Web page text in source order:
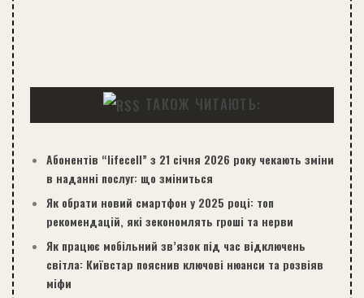
ТАКОЖ ЧИТАЮТЬ:
Абонентів “lifecell” з 21 січня 2026 року чекають зміни
в наданні послуг: що зміниться
Як обрати новий смартфон у 2025 році: топ
рекомендацій, які зекономлять гроші та нерви
Як працює мобільний зв’язок під час відключень
світла: Київстар пояснив ключові нюанси та розвіяв
міфи